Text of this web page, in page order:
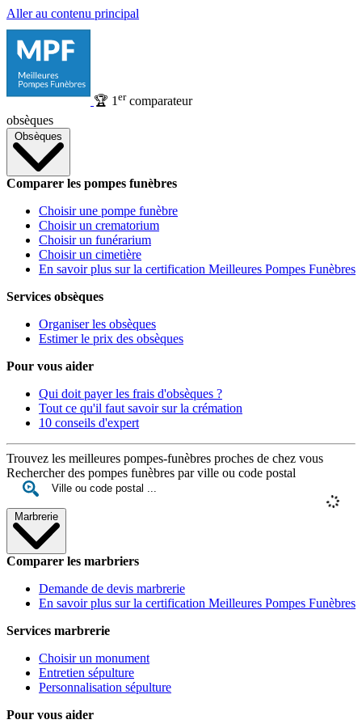
Aller au contenu principal
🏆 1 ercomparateur
obsèques
Obsèques
Comparer les pompes funèbres
Choisir une pompe funèbre
Choisir un crematorium
Choisir un funérarium
Choisir un cimetière
En savoir plus sur la certification Meilleures Pompes Funèbres
Services obsèques
Organiser les obsèques
Estimer le prix des obsèques
Pour vous aider
Qui doit payer les frais d'obsèques ?
Tout ce qu'il faut savoir sur la crémation
10 conseils d'expert
Trouvez les meilleures pompes-funèbres proches de chez vous
Rechercher des pompes funèbres par ville ou code postal
Marbrerie
Comparer les marbriers
Demande de devis marbrerie
En savoir plus sur la certification Meilleures Pompes Funèbres
Services marbrerie
Choisir un monument
Entretien sépulture
Personnalisation sépulture
Pour vous aider